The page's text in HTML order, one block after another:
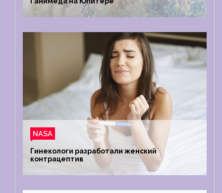
NASA
Гинекологи разработали женский
контрацептив